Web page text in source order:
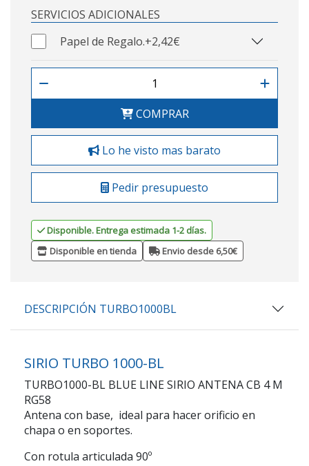
SERVICIOS ADICIONALES
Papel de Regalo.+2,42€
COMPRAR
Lo he visto mas barato
Pedir presupuesto
Disponible. Entrega estimada 1-2 días.
Disponible en tienda
Envio desde 6,50€
DESCRIPCIÓN TURBO1000BL
SIRIO TURBO 1000-BL
TURBO1000-BL BLUE LINE SIRIO ANTENA CB 4 M
RG58
Antena con base, ideal para hacer orificio en
chapa o en soportes.
Con rotula articulada 90º